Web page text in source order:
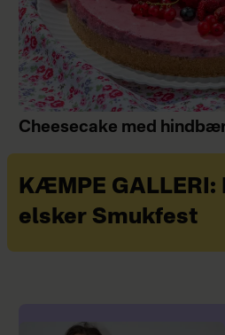
Cheesecake med
KÆMPE GALLERI:
elsker Smukfest